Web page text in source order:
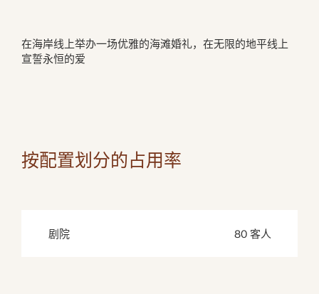
在海岸线上举办一场优雅的海滩婚礼，在无限的地平线上
宣誓永恒的爱
按配置划分的占用率
剧院 80 客人